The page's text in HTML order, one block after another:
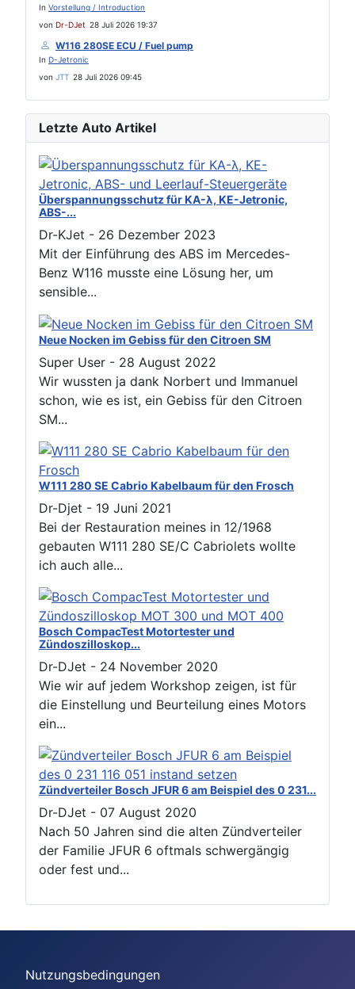
In Vorstellung / Introduction
von Dr-DJet 28 Juli 2026 19:37
W116 280SE ECU / Fuel pump
In D-Jetronic
von JTT 28 Juli 2026 09:45
Letzte Auto Artikel
Überspannungsschutz für KA-λ, KE-Jetronic,
ABS-...
Dr-KJet - 26 Dezember 2023
Mit der Einführung des ABS im Mercedes-
Benz W116 musste eine Lösung her, um
sensible...
Neue Nocken im Gebiss für den Citroen SM
Super User - 28 August 2022
Wir wussten ja dank Norbert und Immanuel
schon, wie es ist, ein Gebiss für den Citroen
SM...
W111 280 SE Cabrio Kabelbaum für den Frosch
Dr-Djet - 19 Juni 2021
Bei der Restauration meines in 12/1968
gebauten W111 280 SE/C Cabriolets wollte
ich auch alle...
Bosch CompacTest Motortester und
Zündoszilloskop...
Dr-DJet - 24 November 2020
Wie wir auf jedem Workshop zeigen, ist für
die Einstellung und Beurteilung eines Motors
ein...
Zündverteiler Bosch JFUR 6 am Beispiel des 0 231...
Dr-DJet - 07 August 2020
Nach 50 Jahren sind die alten Zündverteiler
der Familie JFUR 6 oftmals schwergängig
oder fest und...
Nutzungsbedingungen